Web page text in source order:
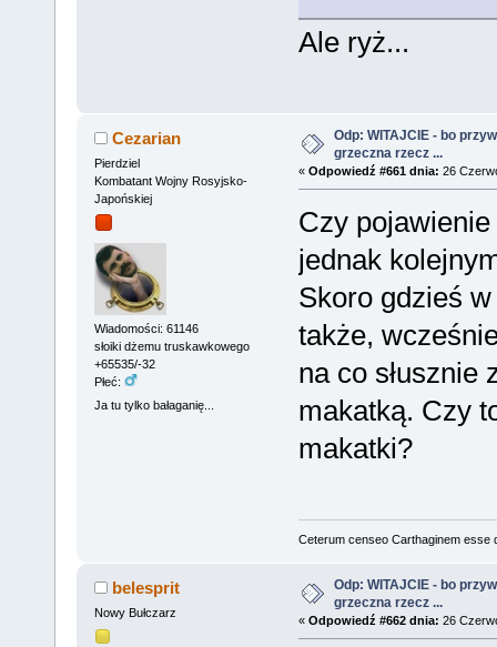
Ale ryż...
Cezarian
Pierdziel
Kombatant Wojny Rosyjsko-
Japońskiej
Wiadomości: 61146
słoiki dżemu truskawkowego
+65535/-32
Płeć:
Ja tu tylko bałaganię...
Odp: WITAJCIE - bo
grzeczna rzecz ...
« Odpowiedź #661 dnia: 26
Czy
jednak
Skoro gdzieś
także,
na co słusznie
makatką. Czy
makatki?
Ceterum censeo Carthaginem esse
belesprit
Nowy Bułczarz
Odp: WITAJCIE - bo
grzeczna rzecz ...
« Odpowiedź #662 dnia: 26